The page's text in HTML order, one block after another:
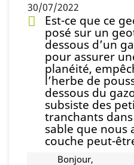
30/07/2022
Est-ce que ce
posé sur un
dessous d’un
pour assurer
planéité,
l’herbe de
dessous du
subsiste des
tranchants
sable que nous
couche peut-
Bonjour,